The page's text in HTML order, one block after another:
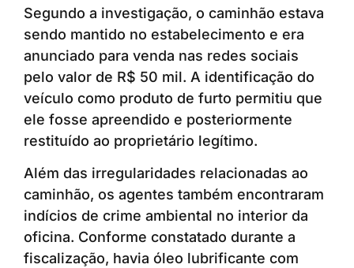
Segundo a investigação, o caminhão estava
sendo mantido no estabelecimento e era
anunciado para venda nas redes sociais
pelo valor de R$ 50 mil. A identificação do
veículo como produto de furto permitiu que
ele fosse apreendido e posteriormente
restituído ao proprietário legítimo.
Além das irregularidades relacionadas ao
caminhão, os agentes também encontraram
indícios de crime ambiental no interior da
oficina. Conforme constatado durante a
fiscalização, havia óleo lubrificante com